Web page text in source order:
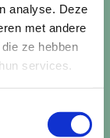
analyse. Deze
met andere
ze hebben
services.